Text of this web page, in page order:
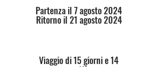
Partenza il 7 agosto 2024
Ritorno il 21 agosto 2024
Viaggio di 15 giorni e 14